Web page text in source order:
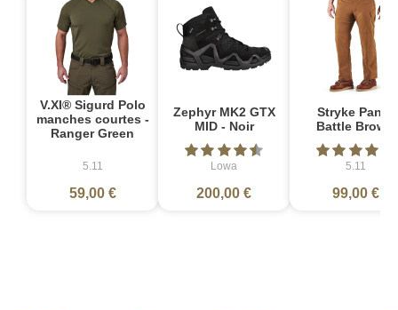
V.XI® Sigurd Polo
manches courtes -
Ranger Green
5.11
59,00 €
Zephyr MK2 GTX
MID - Noir
Lowa
200,00 €
Stryke Pant -
Battle Brown
5.11
99,00 €